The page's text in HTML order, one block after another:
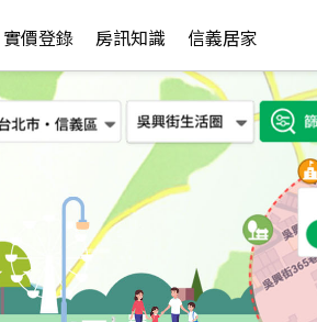
實價登錄 房訊知識 信義居家